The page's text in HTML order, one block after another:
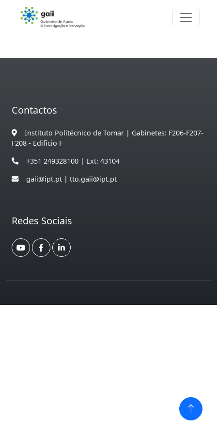
Contactos
Instituto Politécnico de Tomar | Gabinetes: F206-F207-
F208 - Edifício F
+351 249328100 | Ext: 43104
gaii@ipt.pt | tto.gaii@ipt.pt
Redes Sociais